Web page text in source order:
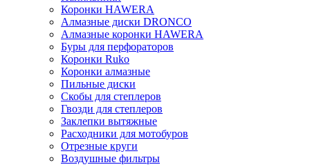
Коронки HAWERA
Алмазные диски DRONCO
Алмазные коронки HAWERA
Буры для перфораторов
Коронки Ruko
Коронки алмазные
Пильные диски
Скобы для степлеров
Гвозди для степлеров
Заклепки вытяжные
Расходники для мотобуров
Отрезные круги
Воздушные фильтры